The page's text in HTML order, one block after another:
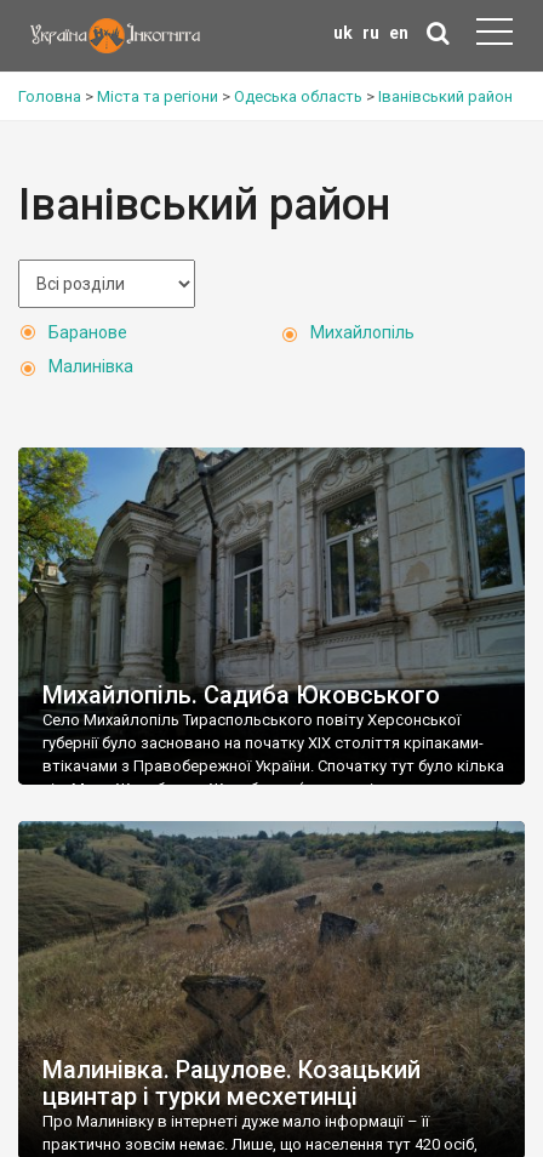
uk ru en
Головна > Міста та регіони > Одеська область > Іванівський район
Іванівський район
Баранове
Малинівка
Михайлопіль
Михайлопіль. Садиба Юковського
Село Михайлопіль Тираспольського повіту Херсонської
губернії було засновано на початку XIX століття кріпаками-
втікачами з Правобережної України. Спочатку тут було кілька
сіл: Мале Жеребкове, Жеребкове (мешканці цього села
сіл іменувало Мале Жеребкове та Жеребкове просто
«Жеребкове») і Андріївка, яка була у власності Юковських. У
середині XIX століття […]
Малинівка. Рацулове. Козацький
цвинтар і турки месхетинці
Про Малинівку в інтернеті дуже мало інформації – її
практично зовсім немає. Лише, що населення тут 420 осіб,